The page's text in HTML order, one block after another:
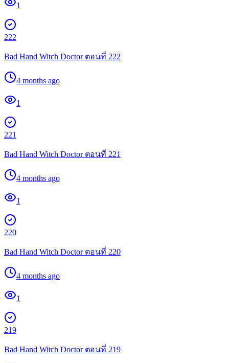
1
222
Bad Hand Witch Doctor ตอนที่ 222
4 months ago
1
221
Bad Hand Witch Doctor ตอนที่ 221
4 months ago
1
220
Bad Hand Witch Doctor ตอนที่ 220
4 months ago
1
219
Bad Hand Witch Doctor ตอนที่ 219